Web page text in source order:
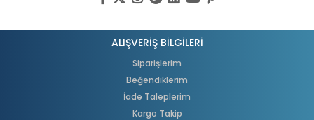
ALIŞVERİŞ BİLGİLERİ
Siparişlerim
Beğendiklerim
İade Taleplerim
Kargo Takip